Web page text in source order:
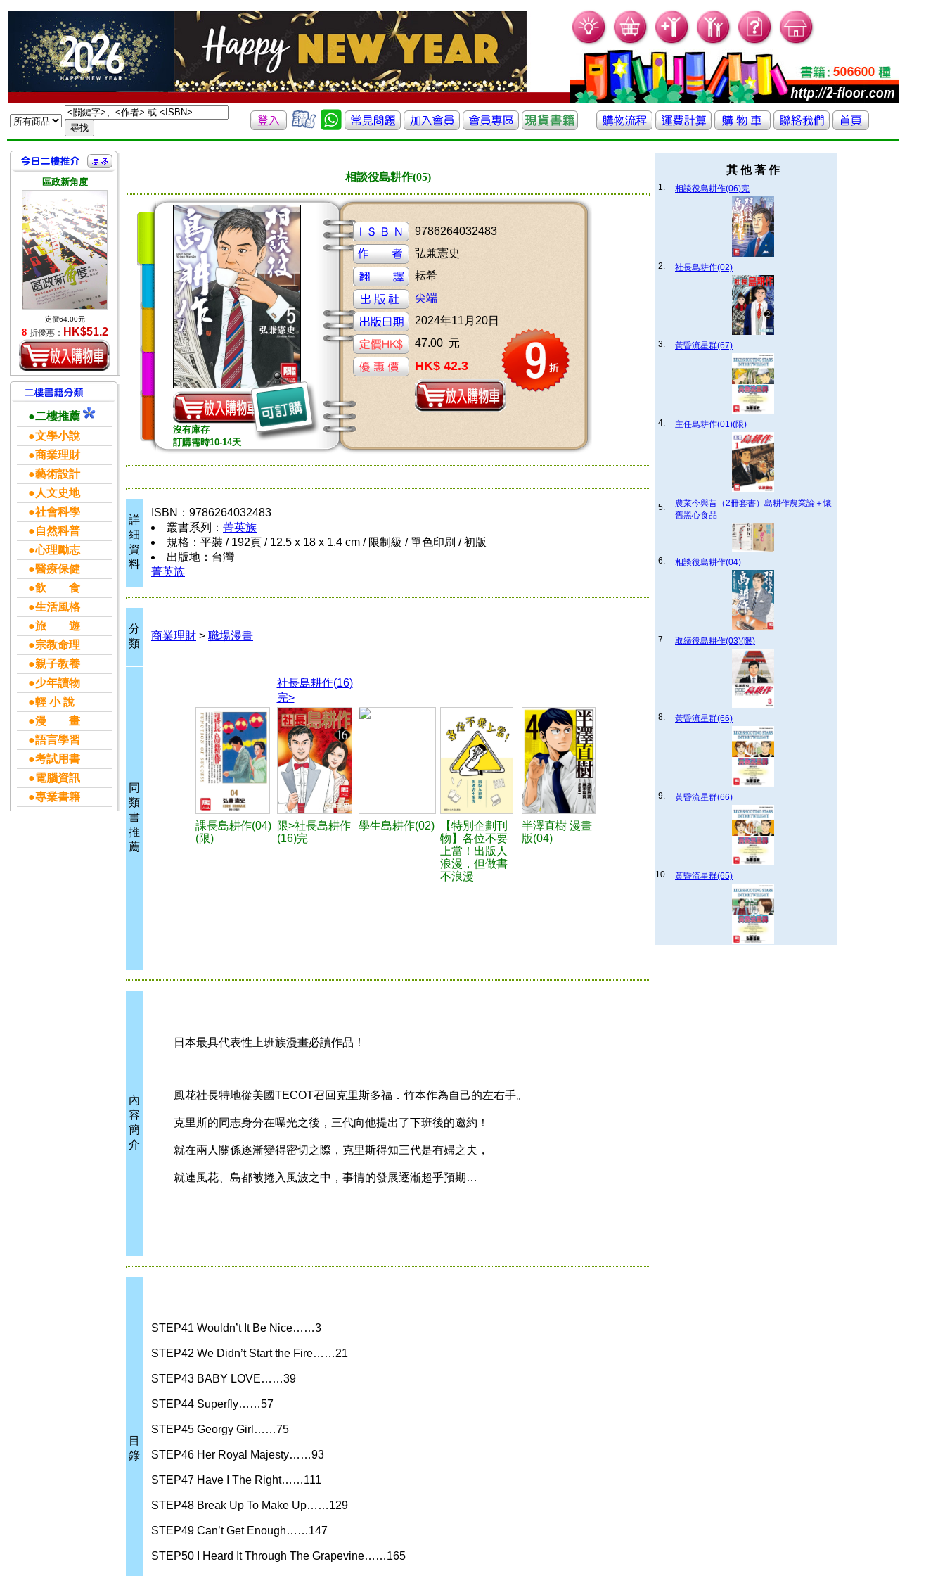
區政新角度
定價64.00元
8 折優惠： HK$51.2
●二樓推薦
●文學小說
●商業理財
●藝術設計
●人文史地
●社會科學
●自然科普
●心理勵志
●醫療保健
●飲 食
●生活風格
●旅 遊
●宗教命理
●親子教養
●少年讀物
●輕 小 說
●漫 畫
●語言學習
●考試用書
●電腦資訊
●專業書籍
相談役島耕作(05)
沒有庫存
訂購需時10-14天
9786264032483
弘兼憲史
耘希
尖端
2024年11月20日
47.00 元
HK$ 42.3
詳
細
資
料
ISBN：9786264032483
叢書系列： 菁英族
規格：平裝 / 192頁 / 12.5 x 18 x 1.4 cm / 限制級 / 單色印刷 / 初版
出版地：台灣
菁英族
分
類
商業理財 > 職場漫畫
同
類
書
推
薦
課長島耕作(04)
(限)
社長島耕作(16)
完>
限>社長島耕作
(16)完
學生島耕作(02)
【特別企劃刊
物】各位不要
上當！出版人
浪漫，但做書
不浪漫
半澤直樹 漫畫
版(04)
內
容
簡
介
日本最具代表性上班族漫畫必讀作品！
風花社長特地從美國TECOT召回克里斯多福．竹本作為自己的左右手。
克里斯的同志身分在曝光之後，三代向他提出了下班後的邀約！
就在兩人關係逐漸變得密切之際，克里斯得知三代是有婦之夫，
就連風花、島都被捲入風波之中，事情的發展逐漸超乎預期…
目
錄
STEP41 Wouldn’t It Be Nice……3
STEP42 We Didn’t Start the Fire……21
STEP43 BABY LOVE……39
STEP44 Superfly……57
STEP45 Georgy Girl……75
STEP46 Her Royal Majesty……93
STEP47 Have I The Right……111
STEP48 Break Up To Make Up……129
STEP49 Can’t Get Enough……147
STEP50 I Heard It Through The Grapevine……165
其 他 著 作
1. 相談役島耕作(06)完
2. 社長島耕作(02)
3. 黃昏流星群(67)
4. 主任島耕作(01)(限)
5.
農業今與昔（2冊套書）島耕作農業論＋懷
舊黑心食品
6. 相談役島耕作(04)
7. 取締役島耕作(03)(限)
8. 黃昏流星群(66)
9. 黃昏流星群(66)
10. 黃昏流星群(65)